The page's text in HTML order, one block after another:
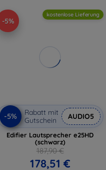
-5%
kostenlose Lieferung
-5%
Rabatt mit
Gutschein
AUDIO5
Edifier Lautsprecher e25HD
(schwarz)
187,90 €
178,51 €